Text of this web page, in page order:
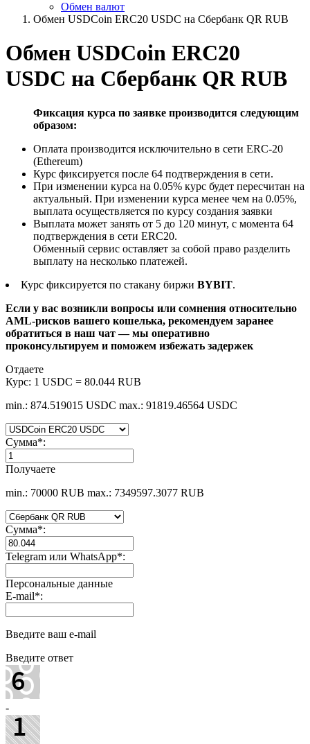
Обмен валют
Обмен USDCoin ERC20 USDC на Сбербанк QR RUB
Обмен USDCoin ERC20
USDC на Сбербанк QR RUB
Фиксация курса по заявке производится следующим
образом:
Оплата производится исключительно в сети ERC-20
(Ethereum)
Курс фиксируется после 64 подтверждения в сети.
При изменении курса на 0.05% курс будет пересчитан на
актуальный. При изменении курса менее чем на 0.05%,
выплата осуществляется по курсу создания заявки
Выплата может занять от 5 до 120 минут, с момента 64
подтверждения в сети ERC20.
Обменный сервис оставляет за собой право разделить
выплату на несколько платежей.
Курс фиксируется по стакану биржи BYBIT.
Если у вас возникли вопросы или сомнения относительно
AML-рисков вашего кошелька, рекомендуем заранее
обратиться в наш чат — мы оперативно
проконсультируем и поможем избежать задержек
Отдаете
Курс: 1 USDC = 80.044 RUB
min.: 874.519015 USDC max.: 91819.46564 USDC
Сумма*:
Получаете
min.: 70000 RUB max.: 7349597.3077 RUB
Сумма*:
Telegram или WhatsApp*:
Персональные данные
E-mail*:
Введите ваш e-mail
Введите ответ
-